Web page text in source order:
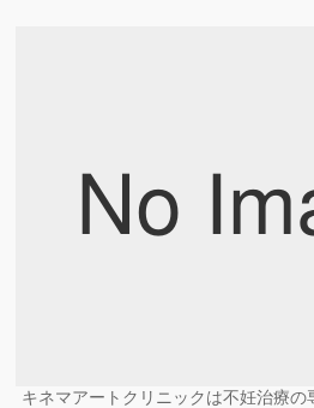
キネマアートクリニックは不妊治療